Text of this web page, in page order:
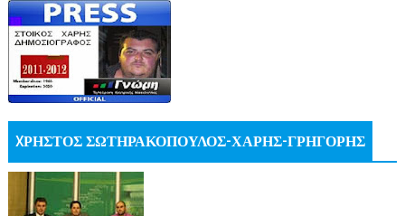
XΡΗΣΤΟΣ ΣΩΤΗΡΑΚΟΠΟΥΛΟΣ-ΧΑΡΗΣ-ΓΡΗΓΟΡΗΣ